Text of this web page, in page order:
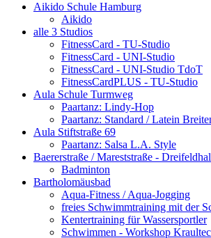
Aikido Schule Hamburg
Aikido
alle 3 Studios
FitnessCard - TU-Studio
FitnessCard - UNI-Studio
FitnessCard - UNI-Studio TdoT
FitnessCardPLUS - TU-Studio
Aula Schule Turmweg
Paartanz: Lindy-Hop
Paartanz: Standard / Latein
Aula Stiftstraße 69
Paartanz: Salsa L.A. Style
Baererstraße / Mareststraße -
Badminton
Bartholomäusbad
Aqua-Fitness / Aqua-Jogging
freies Schwimmtraining mit der
Kentertraining für Wassersportler
Schwimmen - Workshop